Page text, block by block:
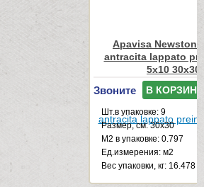
Apavisa
antracita lappato
5x10 30x30
Звоните В КОРЗИНУ
Шт.в упаковке: 9
Размер, см: 30x30
М2 в упаковке: 0.797
Ед.измерения: м2
Веc упаковки, кг: 16.478